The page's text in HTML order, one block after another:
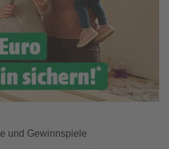
und Gewinnspiele